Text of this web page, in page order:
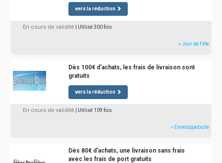
vers la réduction
En cours de validité | Utilisé 300 fois
» Jour de Fête
Dès 100€ d'achats, les frais de livraison sont
gratuits
vers la réduction
En cours de validité | Utilisé 109 fois
» Enveloppebulle
Dès 80€ d'achats, une livraison sans frais
avec les frais de port gratuits